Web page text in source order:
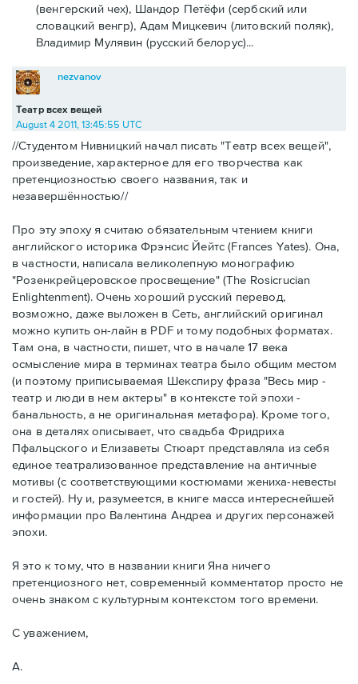
(венгерский чех), Шандор Петёфи (сербский или
словацкий венгр), Адам Мицкевич (литовский поляк),
Владимир Мулявин (русский белорус)...
Театр всех вещей
nezvanov
August 4 2011, 13:45:55 UTC
//Студентом Нивницкий начал писать "Театр всех вещей",
произведение, характерное для его творчества как
претенциозностью своего названия, так и
незавершённостью//
Про эту эпоху я считаю обязательным чтением книги
английского историка Фрэнсис Йейтс (Frances Yates). Она,
в частности, написала великолепную монографию
"Розенкрейцеровское просвещение" (The Rosicrucian
Enlightenment). Очень хороший русский перевод,
возможно, даже выложен в Сеть, английский оригинал
можно купить он-лайн в PDF и тому подобных форматах.
Там она, в частности, пишет, что в начале 17 века
осмысление мира в терминах театра было общим местом
(и поэтому приписываемая Шекспиру фраза "Весь мир -
театр и люди в нем актеры" в контексте той эпохи -
банальность, а не оригинальная метафора). Кроме того,
она в деталях описывает, что свадьба Фридриха
Пфальцского и Елизаветы Стюарт представляла из себя
единое театрализованное представление на античные
мотивы (с соответствующими костюмами жениха-невесты
и гостей). Ну и, разумеется, в книге масса интереснейшей
информации про Валентина Андреа и других персонажей
эпохи.
Я это к тому, что в названии книги Яна ничего
претенциозного нет, современный комментатор просто не
очень знаком с культурным контекстом того времени.
С уважением,
А.